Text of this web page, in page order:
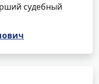
судебный